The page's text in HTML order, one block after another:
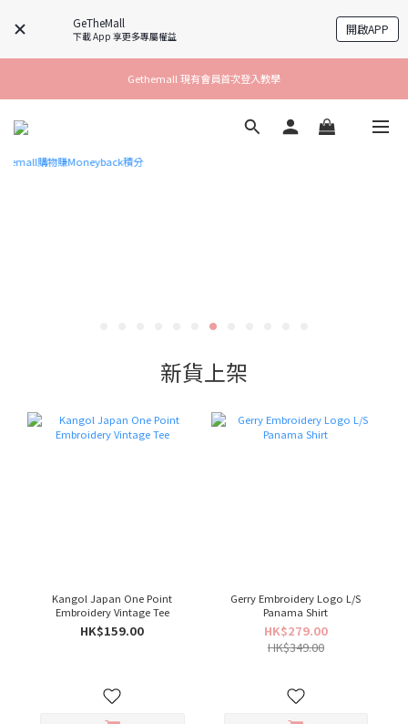
GeTheMall
下載 App 享更多專屬權益 開啟APP
Gethemall 現有會員首次登入教學
新貨上架
Kangol Japan One Point
Embroidery Vintage Tee
HK$159.00
Gerry Embroidery Logo L/S
Panama Shirt
HK$279.00
HK$349.00